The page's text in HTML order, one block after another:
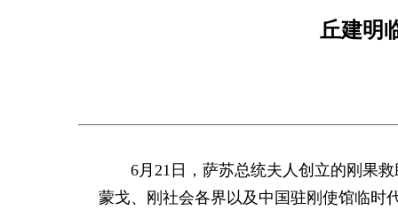
丘建明
6月21日，萨苏总统夫人创立的刚果
蒙戈、刚社会各界以及中国驻刚使馆临时